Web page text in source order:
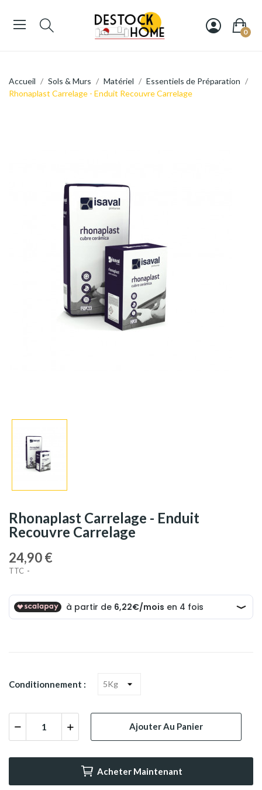
0
Accueil Sols & Murs Matériel
Essentiels de Préparation
Rhonaplast Carrelage - Enduit Recouvre Carrelage
Rhonaplast Carrelage - Enduit
Recouvre Carrelage
24,90 €
TTC
Conditionnement :
Ajouter Au Panier
Acheter Maintenant